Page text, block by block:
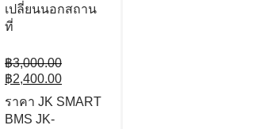
เปลี่ยนนอกสถาน
ที่
฿3,000.00Original
price
was:
฿3,000.00.
฿2,400.00Current
price
is:
ราคา JK SMART
BMS JK-